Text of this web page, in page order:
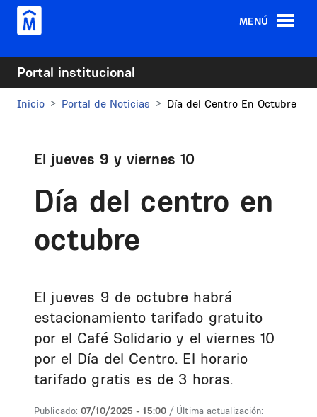
Pasar al contenido principal
MENÚ
Portal institucional
Inicio Portal de Noticias Día del Centro En Octubre
El jueves 9 y viernes 10
Día del centro en
octubre
El jueves 9 de octubre habrá
estacionamiento tarifado gratuito
por el Café Solidario y el viernes 10
por el Día del Centro. El horario
tarifado gratis es de 3 horas.
Publicado: 07/10/2025 - 15:00 / Última actualización: